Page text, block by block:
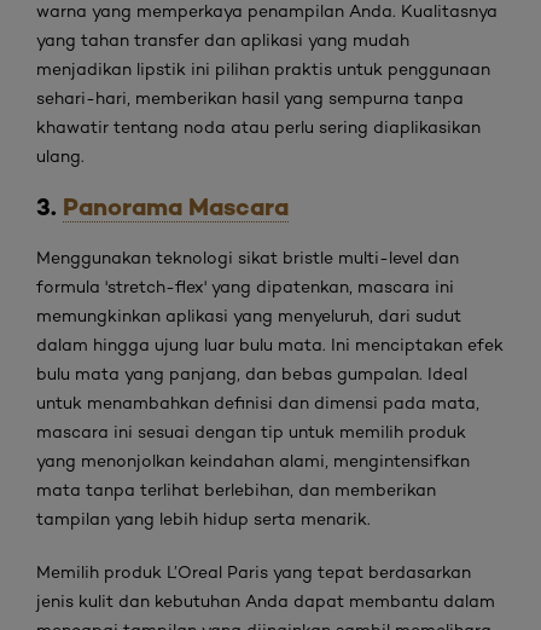
warna yang memperkaya penampilan Anda. Kualitasnya
yang tahan transfer dan aplikasi yang mudah
menjadikan lipstik ini pilihan praktis untuk penggunaan
sehari-hari, memberikan hasil yang sempurna tanpa
khawatir tentang noda atau perlu sering diaplikasikan
ulang.
3. Panorama Mascara
Menggunakan teknologi sikat bristle multi-level dan
formula 'stretch-flex' yang dipatenkan, mascara ini
memungkinkan aplikasi yang menyeluruh, dari sudut
dalam hingga ujung luar bulu mata. Ini menciptakan efek
bulu mata yang panjang, dan bebas gumpalan. Ideal
untuk menambahkan definisi dan dimensi pada mata,
mascara ini sesuai dengan tip untuk memilih produk
yang menonjolkan keindahan alami, mengintensifkan
mata tanpa terlihat berlebihan, dan memberikan
tampilan yang lebih hidup serta menarik.
Memilih produk L’Oreal Paris yang tepat berdasarkan
jenis kulit dan kebutuhan Anda dapat membantu dalam